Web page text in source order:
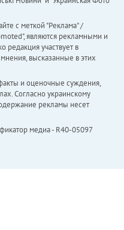
с меткой "Реклама" /
являются рекламными и
редакция участвует в
высказанные в этих
и оценочные суждения,
Согласно украинскому
рекламы несет
медиа - R40-05097